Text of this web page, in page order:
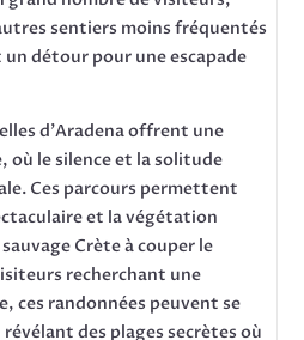
sentiers moins fréquentés
détour pour une escapade
d’Aradena offrent une
où le silence et la solitude
Ces parcours permettent
et la végétation
Crète à couper le
recherchant une
ces randonnées peuvent se
des plages secrètes où